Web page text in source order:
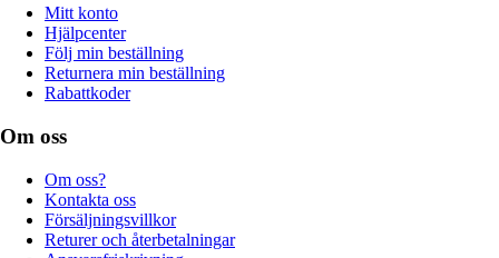
Mitt konto
Hjälpcenter
Följ min beställning
Returnera min beställning
Rabattkoder
Om oss
Om oss?
Kontakta oss
Försäljningsvillkor
Returer och återbetalningar